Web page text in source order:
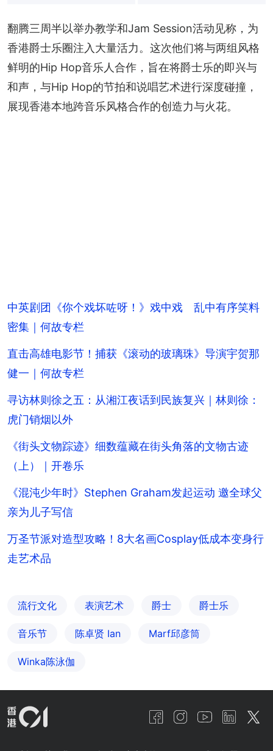
翻腾三周半以举办教学和Jam Session活动见称，为
香港爵士乐圈注入大量活力。这次他们将与两组风格
鲜明的Hip Hop音乐人合作，旨在将爵士乐的即兴与
和声，与Hip Hop的节拍和说唱艺术进行深度碰撞，
展现香港本地跨音乐风格合作的创造力与火花。
中英剧团《你个戏坏咗呀！》戏中戏 乱中有序笑料
密集｜何故专栏
直击高雄电影节！捕获《滚动的玻璃珠》导演宇贺那
健一｜何故专栏
寻访林则徐之五：从湘江夜话到民族复兴｜林则徐：
虎门销烟以外
《街头文物踪迹》细数蕴藏在街头角落的文物古迹
（上）｜开卷乐
《混沌少年时》Stephen Graham发起运动 邀全球父
亲为儿子写信
万圣节派对造型攻略！8大名画Cosplay低成本变身行
走艺术品
流行文化 表演艺术 爵士 爵士乐
音乐节 陈卓贤 Ian Marf邱彦筒
Winka陈泳伽